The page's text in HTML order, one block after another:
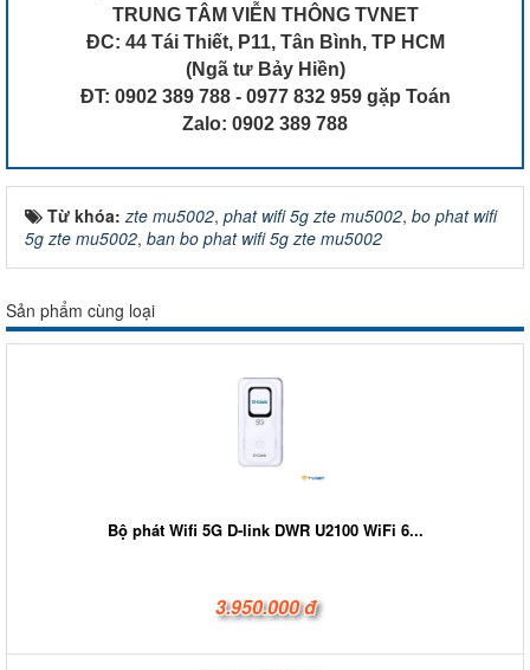
TRUNG TÂM VIỄN THÔNG TVNET
ĐC: 44 Tái Thiết, P11, Tân Bình, TP HCM
(Ngã tư Bảy Hiền)
ĐT: 0902 389 788 - 0977 832 959 gặp Toán
Zalo: 0902 389 788
Từ khóa:zte mu5002, phat wifi 5g zte mu5002, bo phat wifi
5g zte mu5002, ban bo phat wifi 5g zte mu5002
Sản phẩm cùng loại
Bộ phát Wifi 5G D-link DWR U2100 WiFi 6...
3.950.000 đ